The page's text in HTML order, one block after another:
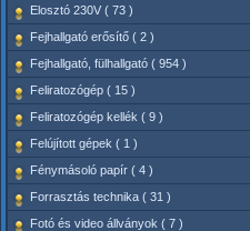
Elosztó 230V ( 73 )
Fejhallgató erősítő ( 2 )
Fejhallgató, fülhallgató ( 954 )
Feliratozógép ( 15 )
Feliratozógép kellék ( 9 )
Felújított gépek ( 1 )
Fénymásoló papír ( 4 )
Forrasztás technika ( 31 )
Fotó és video állványok ( 7 )